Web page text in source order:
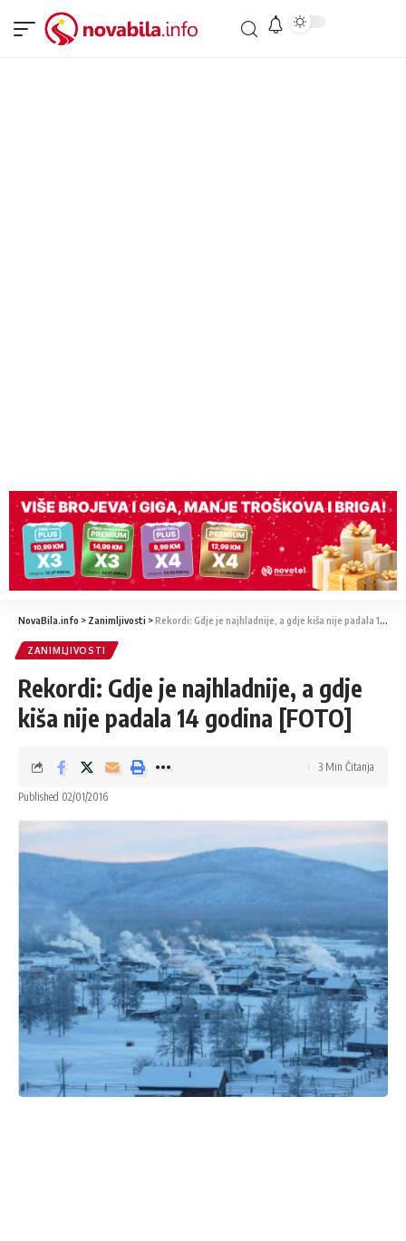
NovaBila.info > Zanimljivosti >Rekordi: Gdje je najhladnije, a gdje kiša nije padala 14 godina [FOTO]
ZANIMLJIVOSTI
Rekordi: Gdje je najhladnije, a gdje
kiša nije padala 14 godina [FOTO]
Published 02/01/2016
3 Min Čitanja